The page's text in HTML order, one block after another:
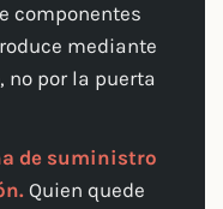
componentes
mediante
por la puerta
de suministro
Quien quede